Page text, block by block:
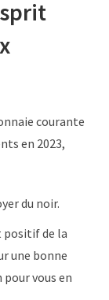
courante
en 2023,
du noir.
positif de la
une bonne
vous en